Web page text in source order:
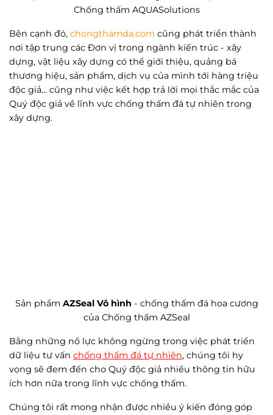
Chống thấm AQUASolutions
Bên cạnh đó, chongthamda.com cũng phát triển thành
nơi tập trung các Đơn vị trong ngành kiến trúc - xây
dựng, vật liệu xây dựng có thể giới thiệu, quảng bá
thương hiệu, sản phẩm, dịch vụ của mình tới hàng triệu
độc giả... cũng như việc kết hợp trả lời mọi thắc mắc của
Quý độc giả về lĩnh vực chống thấm đá tự nhiên trong
xây dựng.
Sản phẩm AZSeal Vô hình - chống thấm đá hoa cương
của Chống thấm AZSeal
Bằng những nổ lực không ngừng trong việc phát triển
dữ liệu tư vấn chống thấm đá tự nhiên, chúng tôi hy
vọng sẽ đem đến cho Quý độc giả nhiều thông tin hữu
ích hơn nữa trong lĩnh vực chống thấm.
Chúng tôi rất mong nhận được nhiều ý kiến đóng góp